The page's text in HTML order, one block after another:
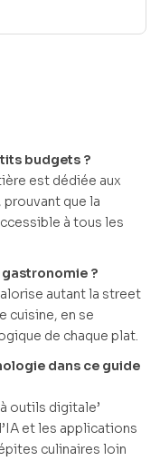
budgets ?
est dédiée aux
prouvant que la
à tous les
?
autant la street
cuisine, en se
de chaque plat.
dans ce guide
outils digitale’
et les applications
culinaires loin